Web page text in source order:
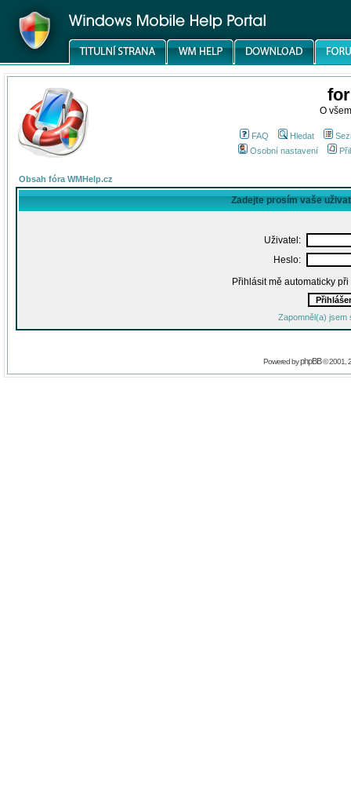
O
FAQ Hledat
Osobní nastavení
Obsah fóra WMHelp.cz
Zadejte prosím vaše
Uživatel:
Heslo:
Přihlásit mě automaticky
Zapomněl(a) jsem
Powered byphpBB© 2001,